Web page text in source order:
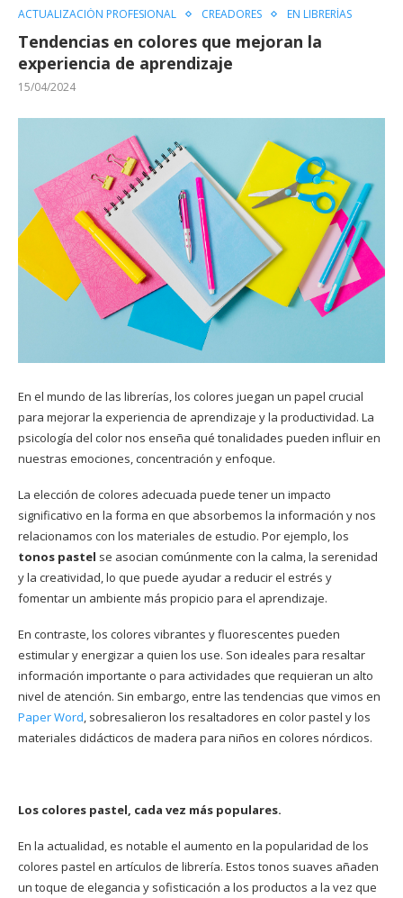
ACTUALIZACIÓN PROFESIONAL CREADORES EN LIBRERÍAS
Tendencias en colores que mejoran la
experiencia de aprendizaje
15/04/2024
En el mundo de las librerías, los colores juegan un papel crucial
para mejorar la experiencia de aprendizaje y la productividad. La
psicología del color nos enseña qué tonalidades pueden influir en
nuestras emociones, concentración y enfoque.
La elección de colores adecuada puede tener un impacto
significativo en la forma en que absorbemos la información y nos
relacionamos con los materiales de estudio. Por ejemplo, los
tonos pastel se asocian comúnmente con la calma, la serenidad
y la creatividad, lo que puede ayudar a reducir el estrés y
fomentar un ambiente más propicio para el aprendizaje.
En contraste, los colores vibrantes y fluorescentes pueden
estimular y energizar a quien los use. Son ideales para resaltar
información importante o para actividades que requieran un alto
nivel de atención. Sin embargo, entre las tendencias que vimos en
Paper Word, sobresalieron los resaltadores en color pastel y los
materiales didácticos de madera para niños en colores nórdicos.
Los colores pastel, cada vez más populares.
En la actualidad, es notable el aumento en la popularidad de los
colores pastel en artículos de librería. Estos tonos suaves añaden
un toque de elegancia y sofisticación a los productos a la vez que